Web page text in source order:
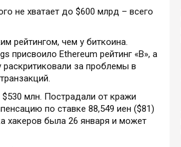
не хватает до $600 млрд – всего
рейтингом, чем у биткоина.
присвоило Ethereum рейтинг «B», а
раскритиковали за проблемы в
млн. Пострадали от кражи
по ставке 88,549 иен ($81)
хакеров была 26 января и может